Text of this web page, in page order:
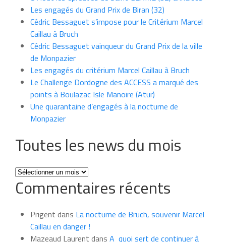
Les engagés du Grand Prix de Biran (32)
Cédric Bessaguet s’impose pour le Critérium Marcel
Caillau à Bruch
Cédric Bessaguet vainqueur du Grand Prix de la ville
de Monpazier
Les engagés du critérium Marcel Caillau à Bruch
Le Challenge Dordogne des ACCESS a marqué des
points à Boulazac Isle Manoire (Atur)
Une quarantaine d’engagés à la nocturne de
Monpazier
Toutes les news du mois
Toutes
les
news
mois
Commentaires récents
Prigent dans La nocturne de Bruch, souvenir Marcel
Caillau en danger !
Mazeaud Laurent dans A quoi sert de continuer à